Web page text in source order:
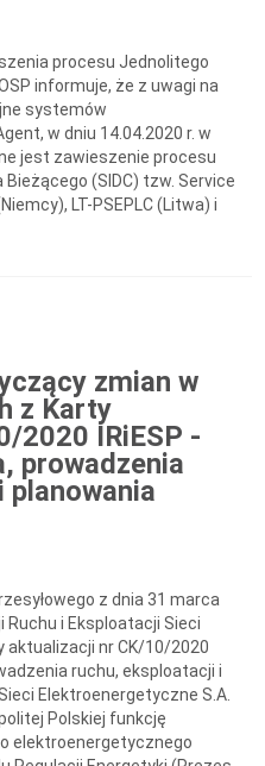
procesu Jednolitego
informuje, że z uwagi na
systemów
w dniu 14.04.2020 r. w
jest zawieszenie procesu
Bieżącego (SIDC) tzw. Service
LT-PSEPLC (Litwa) i
zmian w
z Karty
2020 IRiESP -
prowadzenia
z dnia 31 marca
i Eksploatacji Sieci
aktualizacji nr CK/10/2020
ruchu, eksploatacji i
Elektroenergetyczne S.A.
Polskiej funkcję
elektroenergetycznego